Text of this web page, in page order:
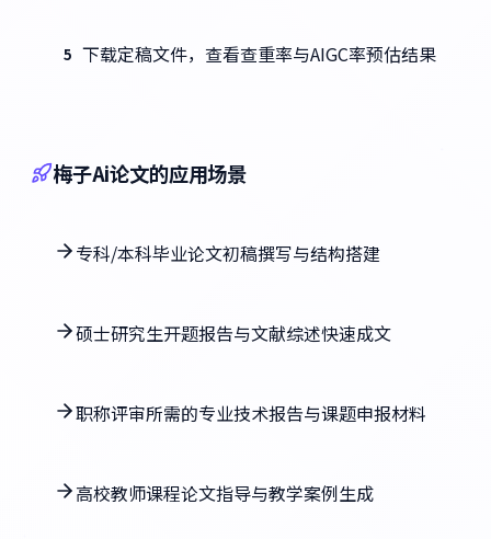
5 下载定稿文件，查看查重率与AIGC率预估结果
梅子Ai论文的应用场景
专科/本科毕业论文初稿撰写与结构搭建
硕士研究生开题报告与文献综述快速成文
职称评审所需的专业技术报告与课题申报材料
高校教师课程论文指导与教学案例生成